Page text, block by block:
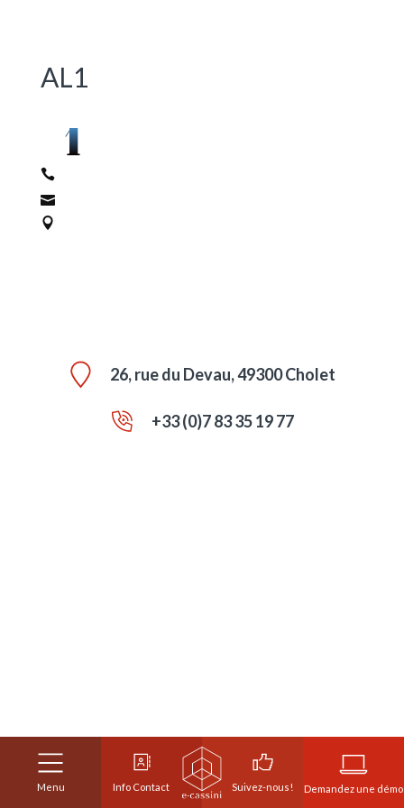
Demandez une démo
AL1
26, rue du Devau, 49300 Cholet
+33 (0)7 83 35 19 77